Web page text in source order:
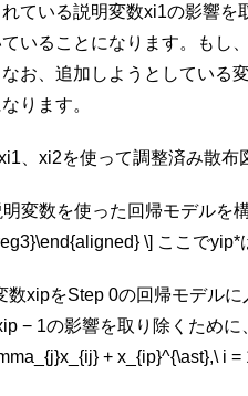
ている説明変数xi1の影響を
いることになります。もし
お、追加しようとしている
ります。
i1、xi2を使って調整済み散布
変数を使った回帰モデルを
\] ここでyip*
数xipをStep 0の回帰モデル
ip − 1の影響を取り除くために
+ x_{ip}^{\ast},\ i